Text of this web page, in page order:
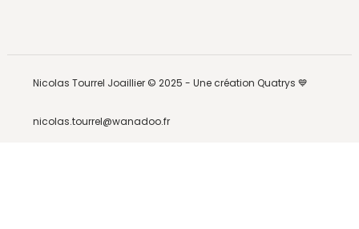
Nicolas Tourrel Joaillier © 2025 - Une création Quatrys 💙
nicolas.tourrel@wanadoo.fr